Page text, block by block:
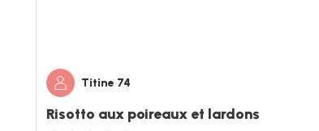
Titine 74
Risotto aux poireaux et lardons